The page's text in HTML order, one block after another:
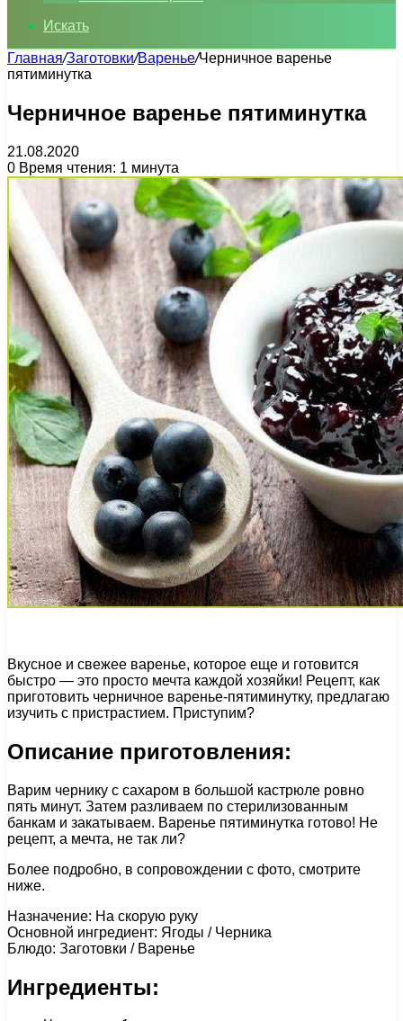
Искать
Главная/Заготовки/Варенье/Черничное варенье
пятиминутка
Черничное варенье пятиминутка
21.08.2020
0 Время чтения: 1 минута
Вкусное и свежее варенье, которое еще и готовится
быстро — это просто мечта каждой хозяйки! Рецепт, как
приготовить черничное варенье-пятиминутку, предлагаю
изучить с пристрастием. Приступим?
Описание приготовления:
Варим чернику с сахаром в большой кастрюле ровно
пять минут. Затем разливаем по стерилизованным
банкам и закатываем. Варенье пятиминутка готово! Не
рецепт, а мечта, не так ли?
Более подробно, в сопровождении с фото, смотрите
ниже.
Назначение: На скорую руку
Основной ингредиент: Ягоды / Черника
Блюдо: Заготовки / Варенье
Ингредиенты: